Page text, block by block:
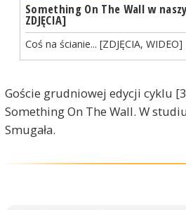
Something On The Wall w
ZDJĘCIA]
Coś na ścianie... [ZDJĘCIA, WIDEO]
Goście grudniowej edycji cyklu
Something On The Wall. W
Smugała.